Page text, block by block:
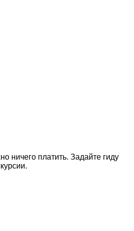
ничего платить. Задайте гиду